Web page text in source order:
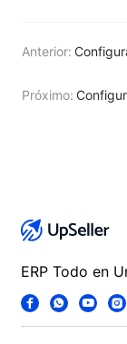
Anterior:
Próximo:
ERP Todo en